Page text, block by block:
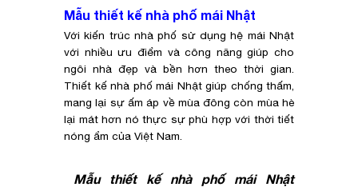
Mẫu thiết kế nhà phố mái Nhật
Với kiến trúc nhà phố sử dụng hệ mái Nhật
với nhiều ưu điểm và công năng giúp cho
ngôi nhà đẹp và bền hơn theo thời gian.
Thiết kế nhà phố mái Nhật giúp chống thấm,
mang lại sự ấm áp về mùa đông còn mùa hè
lại mát hơn nó thực sự phù hợp với thời tiết
nóng ẩm của Việt Nam.
Mẫu thiết kế nhà phố mái Nhật